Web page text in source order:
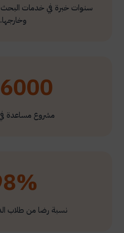
سنوات خبرة في خدمات البحث
وخارجها.
مشروع مساعدة
نسبة رضا من طلاب